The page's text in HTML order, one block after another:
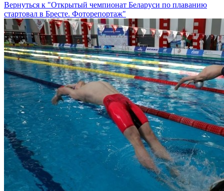
Вернуться к "Открытый чемпионат Беларуси по плаванию
стартовал в Бресте. Фоторепортаж"